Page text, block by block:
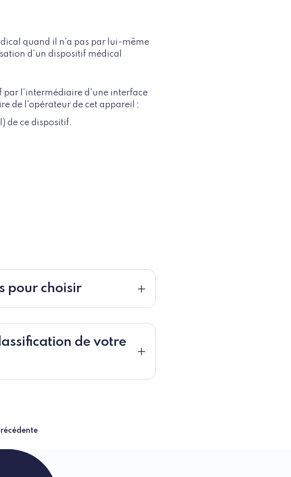
quand il n'a pas par lui-même
d'un dispositif médical
par l'intermédiaire d'une interface
de l'opérateur de cet appareil ;
de ce dispositif.
pour choisir
de votre